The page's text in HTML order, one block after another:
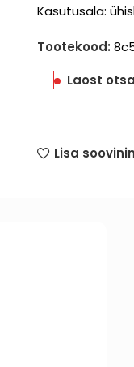
Kasutusala:
Tootekood:
Laost
Lisa